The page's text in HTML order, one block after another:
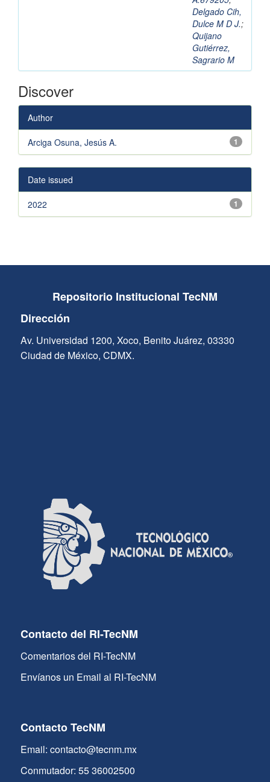
Delgado Cih,
Dulce M D J.;
Quijano
Gutiérrez,
Sagrario M
Discover
Author
1
Arciga Osuna, Jesús A.
Date issued
1
2022
Repositorio Institucional TecNM
Dirección
Av. Universidad 1200, Xoco, Benito Juárez, 03330
Ciudad de México, CDMX.
Contacto del RI-TecNM
Comentarios del RI-TecNM
Envíanos un Email al RI-TecNM
Contacto TecNM
Email: contacto@tecnm.mx
Conmutador: 55 36002500